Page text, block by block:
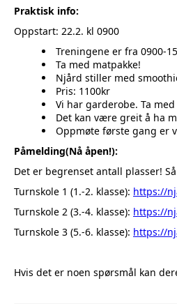
Praktisk info:
Oppstart: 22.2. kl 0900
Treningene er fra 0900-
Ta med matpakke!
Njård stiller med
Pris: 1100kr
Vi har garderobe. Ta
Det kan være greit å ha
Oppmøte første gang er
Påmelding(Nå åpen!):
Det er begrenset antall plasser!
Turnskole 1 (1.-2. klasse): https://
Turnskole 2 (3.-4. klasse): https://
Turnskole 3 (5.-6. klasse): https://
Hvis det er noen spørsmål kan